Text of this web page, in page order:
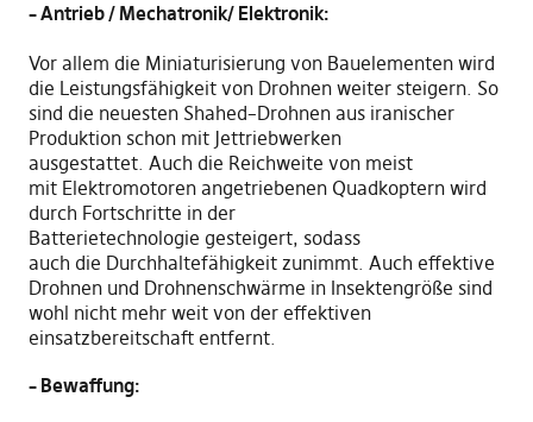
– Antrieb / Mechatronik/ Elektronik:
Vor allem die Miniaturisierung von Bauelementen wird
die Leistungsfähigkeit von Drohnen weiter steigern. So
sind die neuesten Shahed–Drohnen aus iranischer
Produktion schon mit Jettriebwerken
ausgestattet. Auch die Reichweite von meist
mit Elektromotoren angetriebenen Quadkoptern wird
durch Fortschritte in der
Batterietechnologie gesteigert, sodass
auch die Durchhaltefähigkeit zunimmt. Auch effektive
Drohnen und Drohnenschwärme in Insektengröße sind
wohl nicht mehr weit von der effektiven
einsatzbereitschaft entfernt.
– Bewaffung: